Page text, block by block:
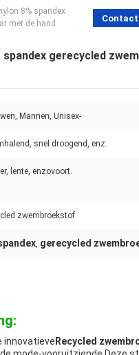
8% spandex
met de hand
Contact
spandex gerecycled
Mannen, Unisex-
snel droogend, enz.
lente, enzovoort.
zwembroekstof
, gerecycled
innovatieve Recycled